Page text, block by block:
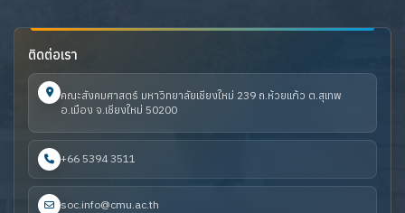
ติดต่อเรา
คณะสังคมศาสตร์ มหาวิทยาลัยเชียงใหม่ 239 ถ.ห้วยแก้ว ต.สุเทพ
อ.เมือง จ.เชียงใหม่ 50200
+66 5394 3511
soc.info@cmu.ac.th